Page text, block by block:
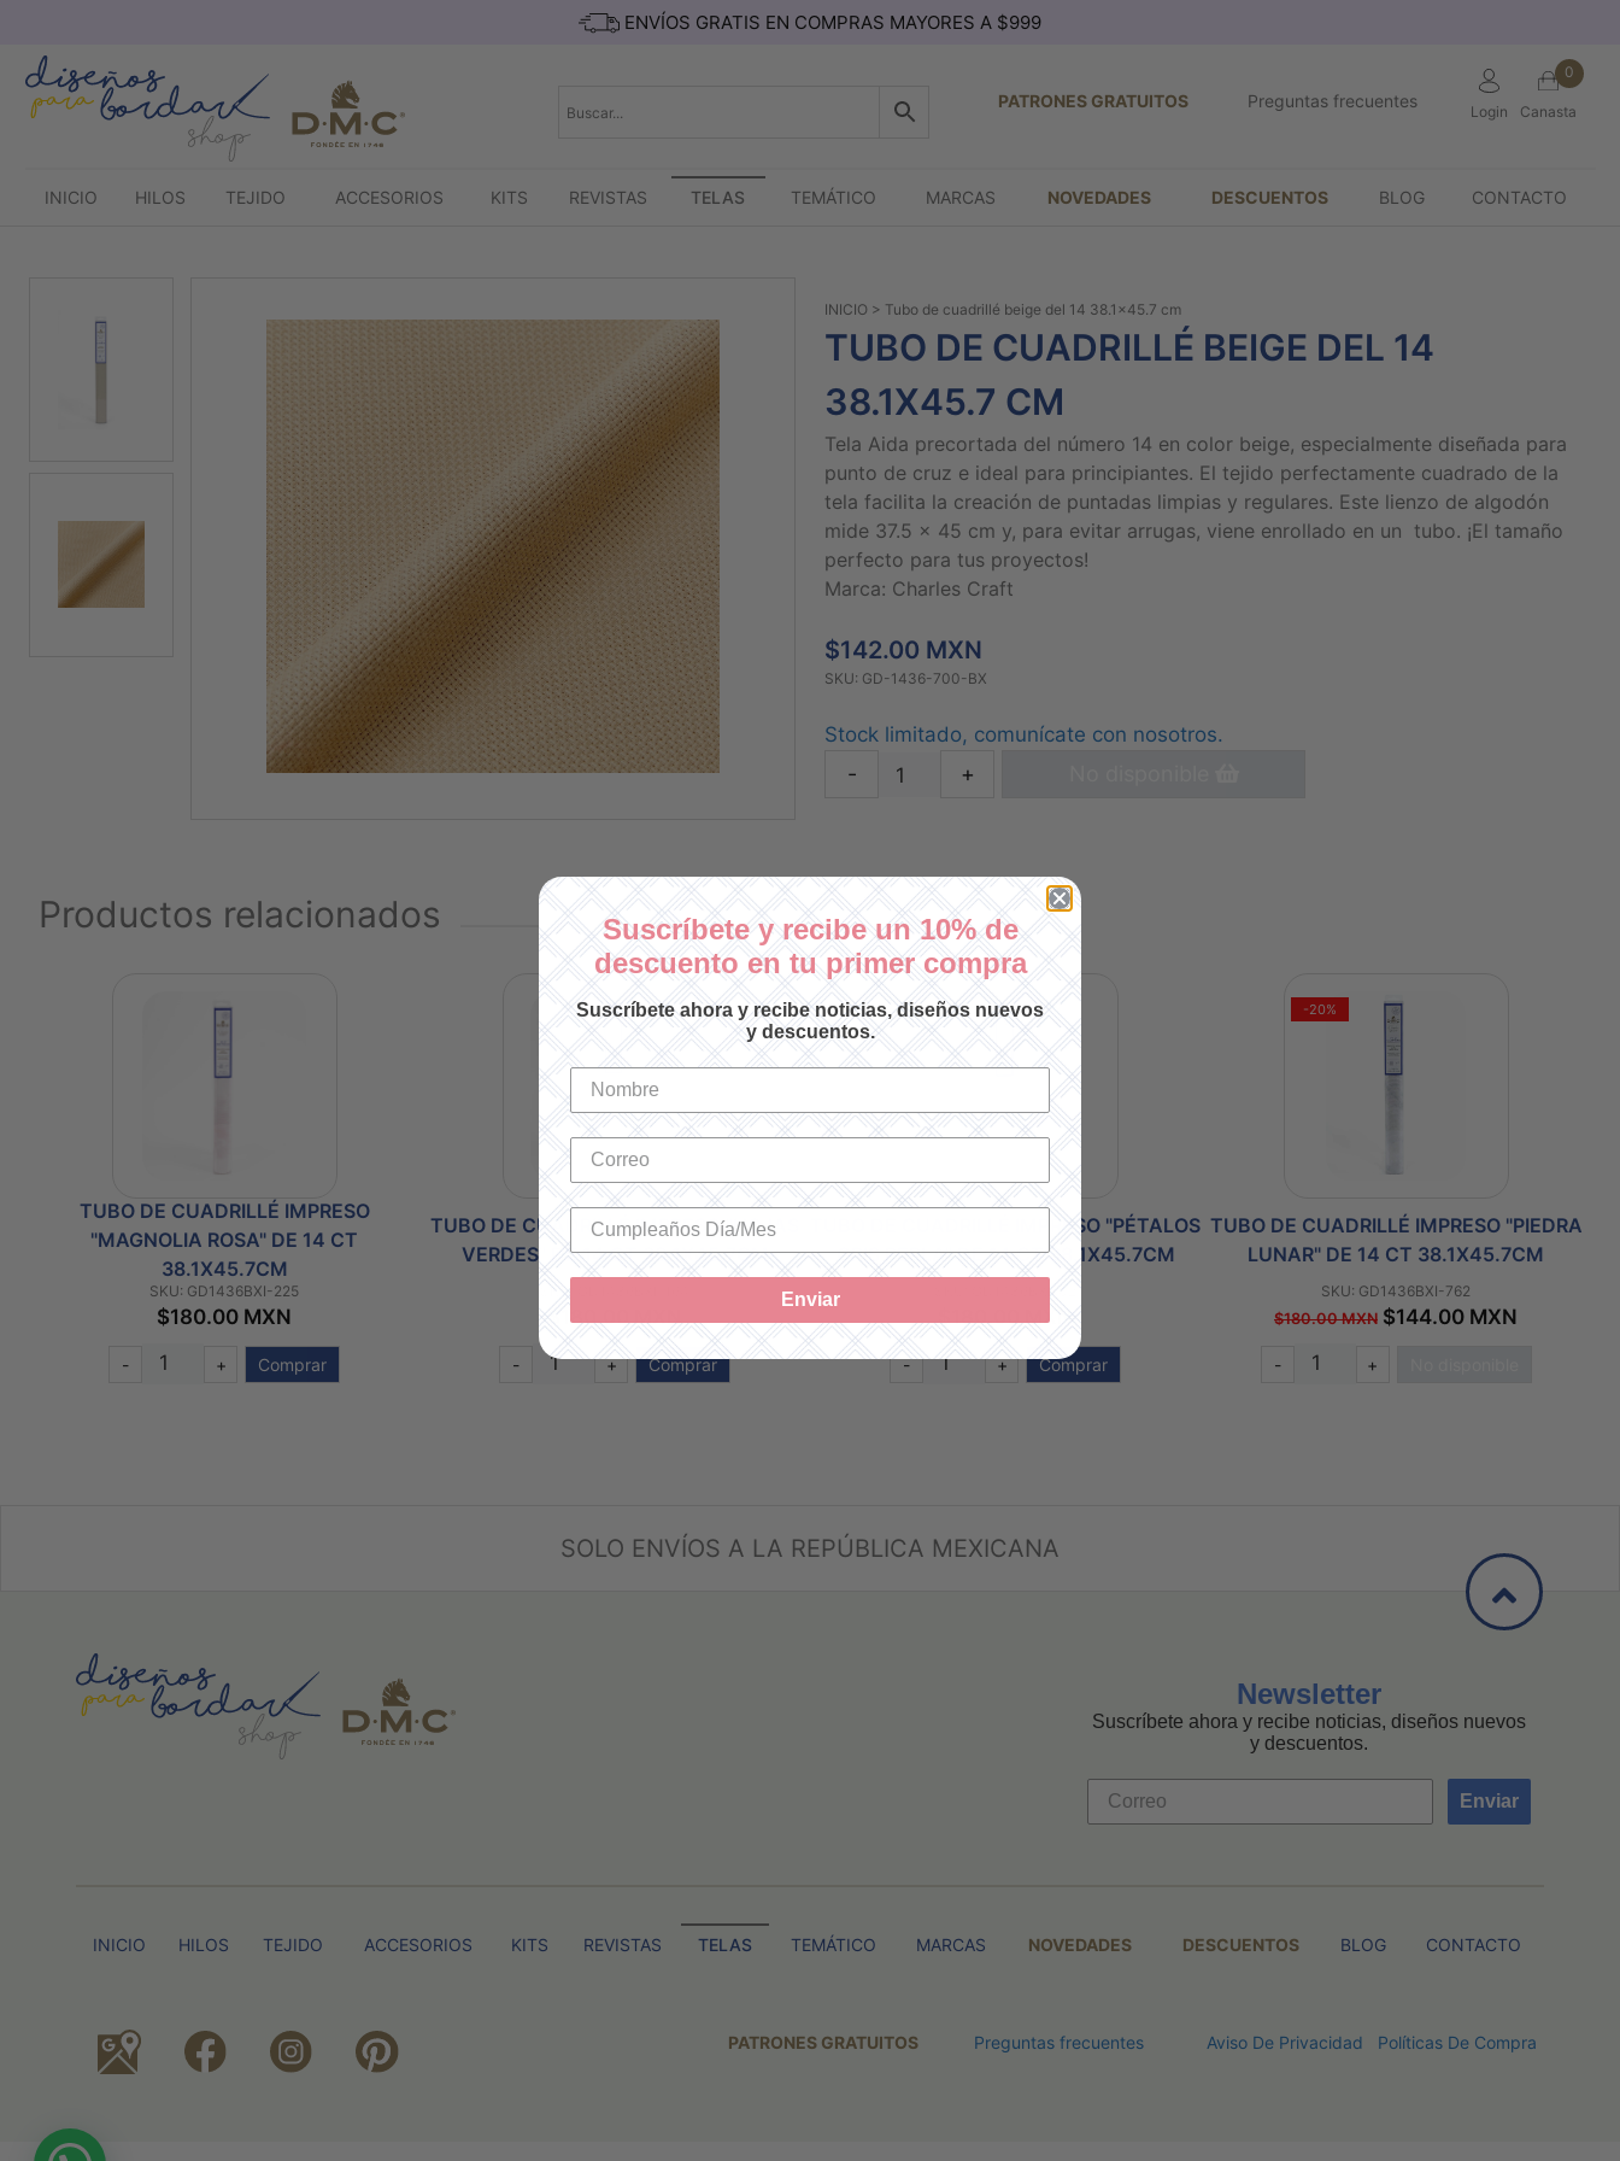
contenido
ENVÍOS GRATIS EN COMPRAS MAYORES A $999
PATRONES GRATUITOS Preguntas frecuentes
Login
0
Canasta
INICIO HILOS TEJIDO ACCESORIOS KITS REVISTAS TELAS TEMÁTICO MARCAS NOVEDADES DESCUENTOS BLOG CONTACTO
INICIO > Tubo de cuadrillé beige del 14 38.1x45.7 cm
TUBO DE CUADRILLÉ BEIGE DEL 14
38.1X45.7 CM
Tela Aida precortada del número 14 en color beige, especialmente diseñada para
punto de cruz e ideal para principiantes. El tejido perfectamente cuadrado de la
tela facilita la creación de puntadas limpias y regulares. Este lienzo de algodón
mide 37.5 x 45 cm y, para evitar arrugas, viene enrollado en un tubo. ¡El tamaño
perfecto para tus proyectos!
Marca: Charles Craft
$142.00 MXN
SKU: GD-1436-700-BX
Stock limitado, comunícate con nosotros.
- +
Productos relacionados
TUBO DE CUADRILLÉ IMPRESO
"MAGNOLIA ROSA" DE 14 CT
38.1X45.7CM
SKU: GD1436BXI-225
$180.00 MXN
- + Comprar
TUBO DE CUADRILLÉ IMPRESO "HOJAS
VERDES" DE 14 CT 38.1X45.7CM
SKU: GD1436BXI-164
$180.00 MXN
- + Comprar
TUBO DE CUADRILLÉ IMPRESO "PÉTALOS
GRIS PERLA" DE 14 CT 38.1X45.7CM
SKU: GD1436BXI-02
$180.00 MXN
- + Comprar
-20%
TUBO DE CUADRILLÉ IMPRESO "PIEDRA
LUNAR" DE 14 CT 38.1X45.7CM
SKU: GD1436BXI-762
$180.00 MXN $144.00 MXN
- +
SOLO ENVÍOS A LA REPÚBLICA MEXICANA
Newsletter
Suscríbete ahora y recibe noticias, diseños nuevos
y descuentos.
Enviar
INICIO HILOS TEJIDO ACCESORIOS KITS REVISTAS TELAS TEMÁTICO MARCAS NOVEDADES DESCUENTOS BLOG CONTACTO
PATRONES GRATUITOS Preguntas frecuentes Aviso De Privacidad Políticas De Compra
Suscríbete y recibe un 10% de
descuento en tu primer compra
Suscríbete ahora y recibe noticias, diseños nuevos
y descuentos.
Enviar